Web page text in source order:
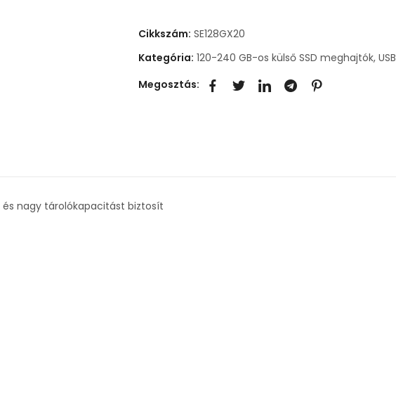
Cikkszám: SE128GX20
Kategória: 120-240 GB-os külső SSD meghajtók, USB
Megosztás:
nagy tárolókapacitást biztosít